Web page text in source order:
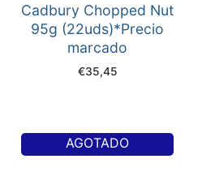
Cadbury Chopped Nut
95g (22uds)*Precio
marcado
€35,45
AGOTADO